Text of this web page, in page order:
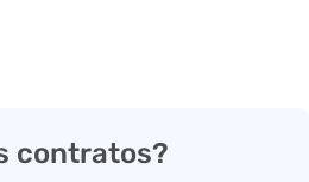
contratos?